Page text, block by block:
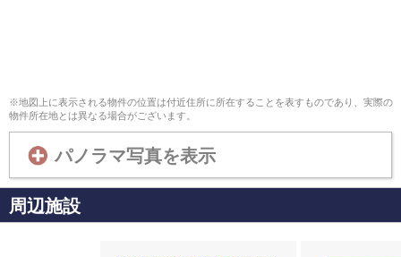
※地図上に表示される物件の位置は付近住所に所在することを表すものであり、実際の
物件所在地とは異なる場合がございます。
パノラマ写真を表示
周辺施設